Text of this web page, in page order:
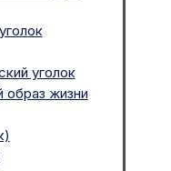
уголок
образ жизни